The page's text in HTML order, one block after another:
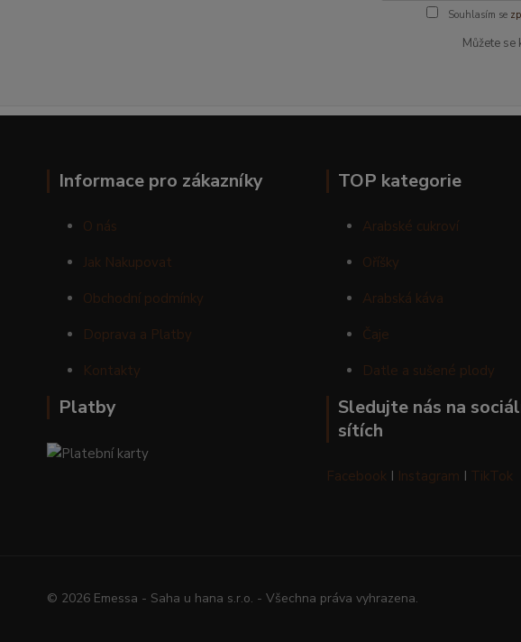
Souhlasím se
Můžete
Informace pro zákazníky
O nás
Jak Nakupovat
Obchodní podmínky
Doprava a Platby
Kontakty
Platby
TOP kategorie
Arabské cukroví
Oříšky
Arabská káva
Čaje
Datle a sušené plody
Sledujte nás na
sítích
Facebook I Instagram I TikTok
© 2026 Emessa - Saha u hana s.r.o. - Všechna práva vyhrazena.